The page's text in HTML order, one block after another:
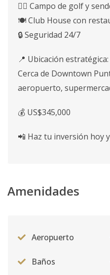
🏌️‍♂️ Campo de golf y
🍽️ Club House con
🔒 Seguridad 24/7
📍 Ubicación estratégica:
Cerca de Downtown
aeropuerto,
💰 US$345,000
📲 Haz tu inversión hoy
Amenidades
Aeropuerto
Baños